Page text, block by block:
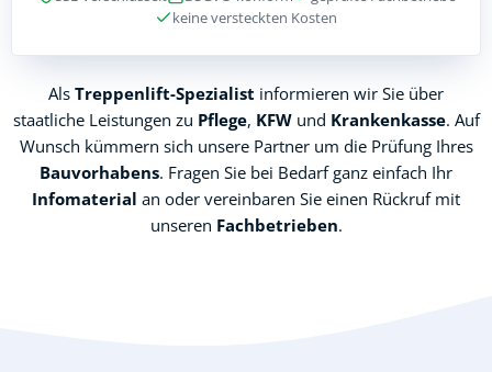
keine versteckten Kosten
Als Treppenlift-Spezialist informieren wir Sie über
staatliche Leistungen zu Pflege, KFWund Krankenkasse. Auf
Wunsch kümmern sich unsere Partner um die Prüfung Ihres
Bauvorhabens. Fragen Sie bei Bedarf ganz einfach Ihr
Infomaterial an oder vereinbaren Sie einen Rückruf mit
unseren Fachbetrieben.